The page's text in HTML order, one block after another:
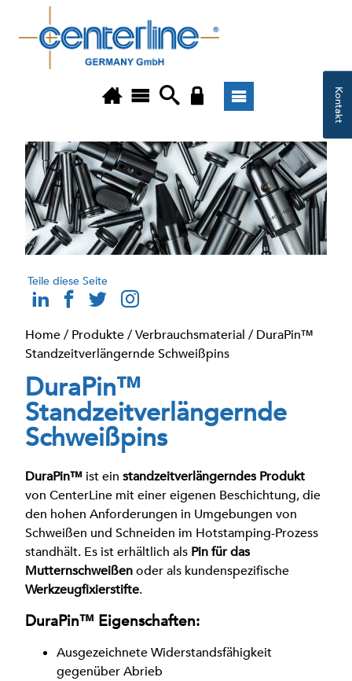
Kontakt
Home/ Produkte/Verbrauchsmaterial / DuraPin™
Standzeitverlängernde Schweißpins
DuraPin™
Standzeitverlängernde
Schweißpins
DuraPin™ ist ein standzeitverlängerndes Produkt
von CenterLine mit einer eigenen Beschichtung, die
den hohen Anforderungen in Umgebungen von
Schweißen und Schneiden im Hotstamping-Prozess
standhält. Es ist erhältlich als Pin für das
Mutternschweißenoder als kundenspezifische
Werkzeugfixierstifte.
DuraPin™ Eigenschaften:
Ausgezeichnete Widerstandsfähigkeit
gegenüber Abrieb
Teile diese Seite